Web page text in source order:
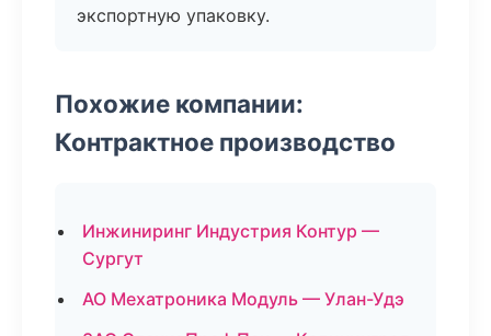
экспортную упаковку.
Похожие компании:
Контрактное производство
Инжиниринг Индустрия Контур —
Сургут
АО Мехатроника Модуль — Улан-Удэ